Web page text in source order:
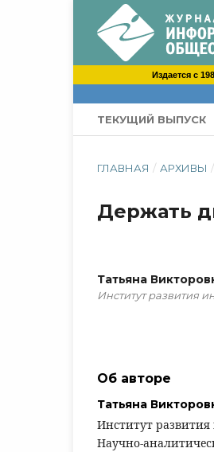
Издается с
ТЕКУЩИЙ ВЫПУСК
ГЛАВНАЯ / АРХИВЫ /
Держать
Татьяна
Институт развития
Об авторе
Татьяна
Институт
Научно-